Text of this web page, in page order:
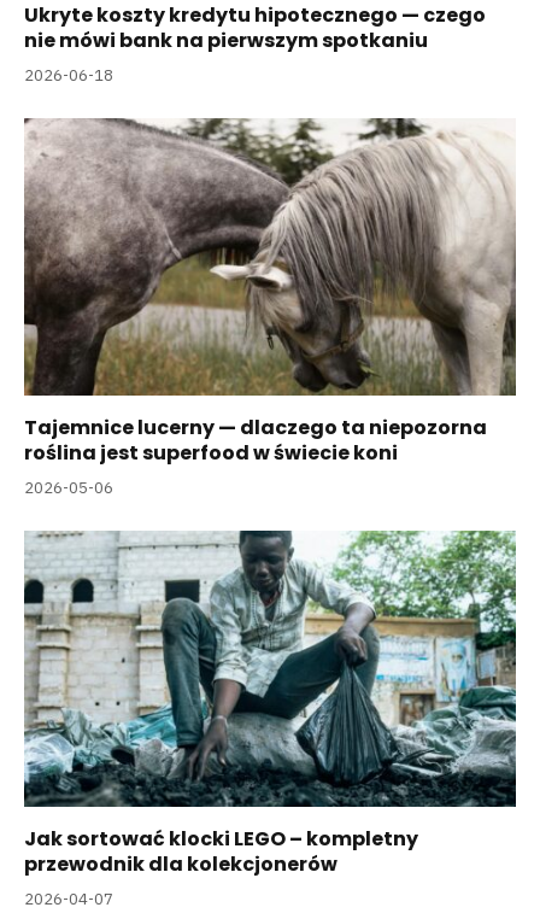
Ukryte koszty kredytu hipotecznego — czego
nie mówi bank na pierwszym spotkaniu
2026-06-18
Tajemnice lucerny — dlaczego ta niepozorna
roślina jest superfood w świecie koni
2026-05-06
Jak sortować klocki LEGO – kompletny
przewodnik dla kolekcjonerów
2026-04-07